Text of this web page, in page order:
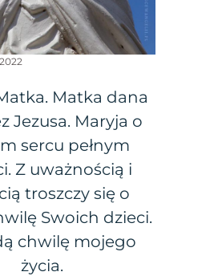
Matka dana
Jezusa. Maryja o
sercu pełnym
Z uważnością i
troszczy się o
Swoich dzieci.
chwilę mojego
życia.